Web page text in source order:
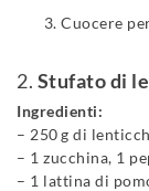
Cuocere
2. Stufato di
Ingredienti:
– 250 g di
– 1 zucchina, 1
– 1 lattina di